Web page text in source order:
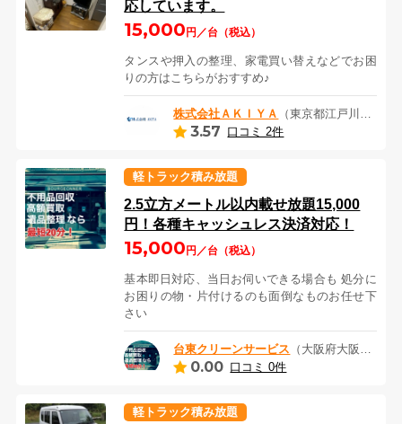
応しています。
15,000円／台（税込）
タンスや押入の整理、家電買い替えなどでお困
りの方はこちらがおすすめ♪
株式会社ＡＫＩＹＡ （東京都江戸川区）
3.57 口コミ 2件
軽トラック積み放題
2.5立方メートル以内載せ放題15,000
円！各種キャッシュレス決済対応！
15,000円／台（税込）
基本即日対応、当日お伺いできる場合も 処分に
お困りの物・片付けるのも面倒なものお任せ下
さい
台東クリーンサービス （大阪府大阪市）
0.00 口コミ 0件
軽トラック積み放題